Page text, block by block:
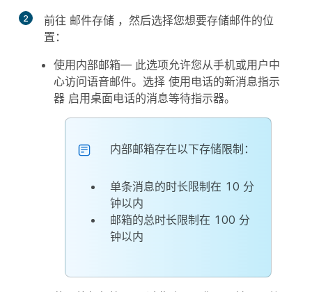
2 前往 邮件存储 ，然后选择您想要存储邮件的位
置：
使用内部邮箱— 此选项允许您从手机或用户中
心访问语音邮件。选择 使用电话的新消息指示
器 启用桌面电话的消息等待指示器。
内部邮箱存在以下存储限制：
单条消息的时长限制在 10 分
钟以内
邮箱的总时长限制在 100 分
钟以内